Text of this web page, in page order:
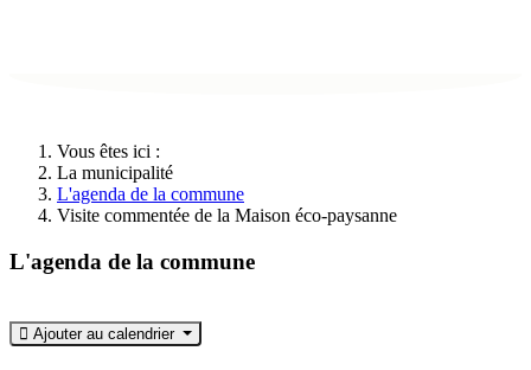
Vous êtes ici :
La municipalité
L'agenda de la commune
Visite commentée de la Maison éco-paysanne
L'agenda de la commune
Ajouter au calendrier